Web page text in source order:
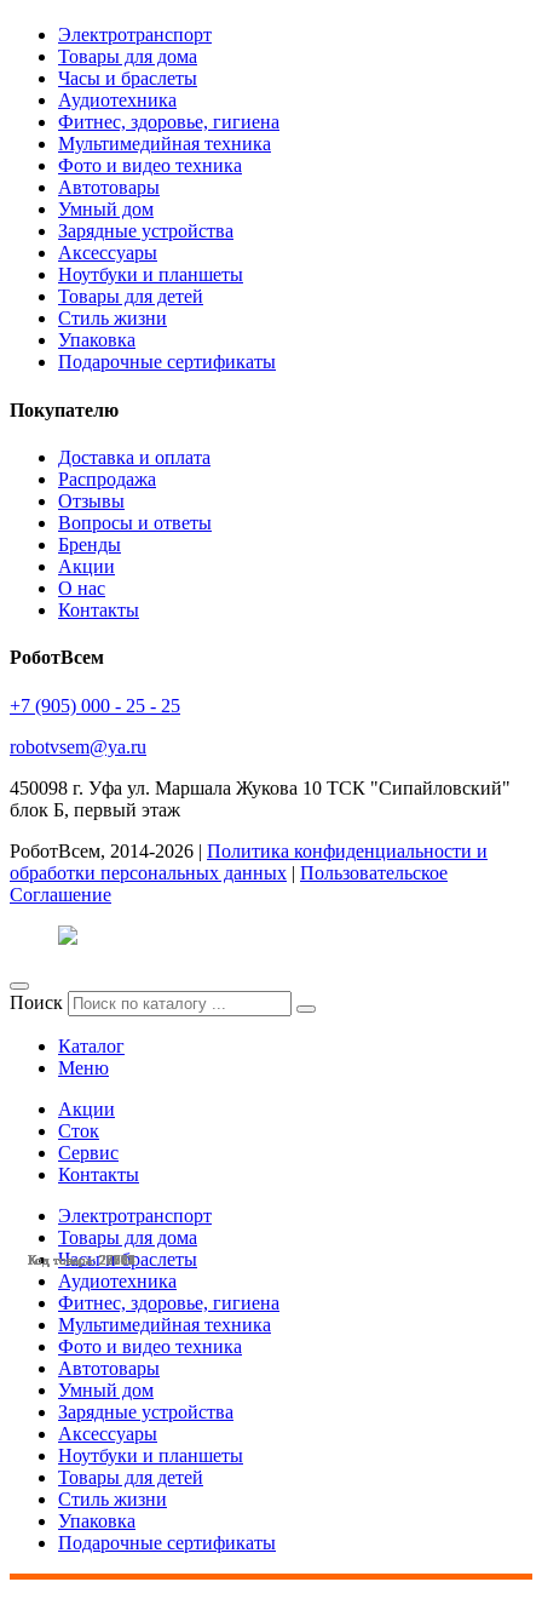
Код товара: 23601
Код товара: 23123
Код товара: 28501
Код товара: 28003
Код товара: 28002
Код товара: 27773
Код товара: 27772
Код товара: 27765
Код товара: 27764
Код товара: 27757
Код товара: 27515
Код товара: 26308
Электротранспорт
Товары для дома
Часы и браслеты
Аудиотехника
Фитнес, здоровье, гигиена
Мультимедийная техника
Фото и видео техника
Автотовары
Умный дом
Зарядные устройства
Аксессуары
Ноутбуки и планшеты
Товары для детей
Стиль жизни
Упаковка
Подарочные сертификаты
Покупателю
Доставка и оплата
Распродажа
Отзывы
Вопросы и ответы
Бренды
Акции
О нас
Контакты
РоботВсем
+7 (905) 000 - 25 - 25
robotvsem@ya.ru
450098 г. Уфа ул. Маршала Жукова 10 ТСК "Сипайловский"
блок Б, первый этаж
РоботВсем, 2014-2026 | Политика конфиденциальности и
обработки персональных данных | Пользовательское
Соглашение
Поиск
Каталог
Меню
Акции
Сток
Сервис
Контакты
Электротранспорт
Товары для дома
Часы и браслеты
Аудиотехника
Фитнес, здоровье, гигиена
Мультимедийная техника
Фото и видео техника
Автотовары
Умный дом
Зарядные устройства
Аксессуары
Ноутбуки и планшеты
Товары для детей
Стиль жизни
Упаковка
Подарочные сертификаты